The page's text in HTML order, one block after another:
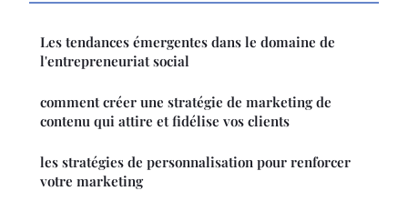
Les tendances émergentes dans le domaine de
l'entrepreneuriat social
comment créer une stratégie de marketing de
contenu qui attire et fidélise vos clients
les stratégies de personnalisation pour renforcer
votre marketing